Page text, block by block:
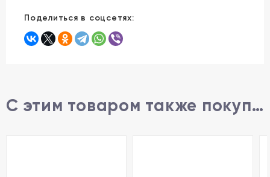
Поделиться в соцсетях:
С этим товаром также покупают